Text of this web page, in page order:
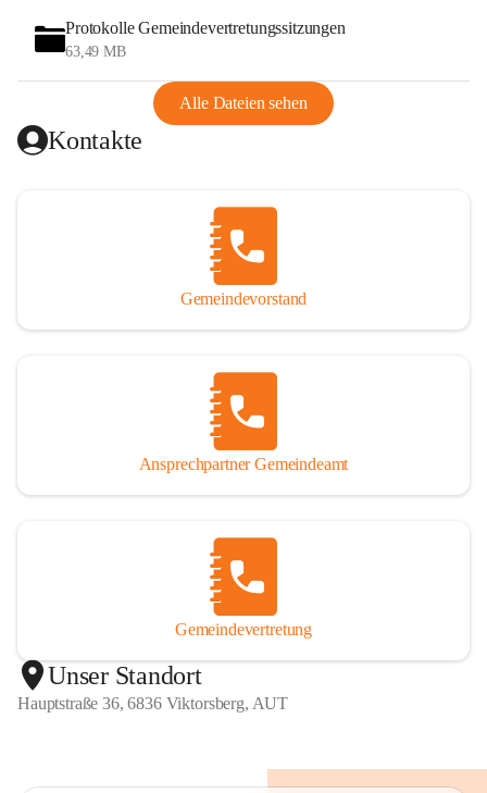
Protokolle Gemeindevertretungssitzungen
63,49 MB
Alle Dateien sehen
Kontakte
Gemeindevorstand
Ansprechpartner Gemeindeamt
Gemeindevertretung
Unser Standort
Hauptstraße 36, 6836 Viktorsberg, AUT